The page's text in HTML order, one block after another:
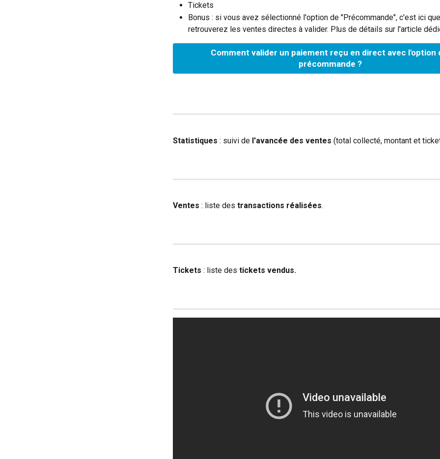
Tickets
Bonus : si vous avez sélectionné l'option de "Précommande", c'est ici
retrouverez les ventes directes à valider. Plus de détails sur l'article
Comment valider un paiement reçu en direct avec l'option
précommande ?
Statistiques : suivi de l'avancée des ventes (total collecté, montant et
Ventes : liste des transactions réalisées.
Tickets : liste des tickets vendus.